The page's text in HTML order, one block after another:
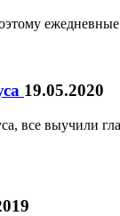
19.05.2020
все выучили